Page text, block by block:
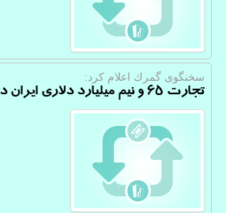
سخنگوی گمرك اعلام كرد:
تجارت ۶۵ و نیم میلیارد دلاری ایران در ۱۱ ماه گذشته